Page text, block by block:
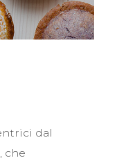
dal
che